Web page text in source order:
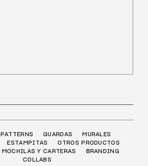
PATTERNS GUARDAS
MURALES
ESTAMPITAS
OTROS PRODUCTOS
MOCHILAS Y CARTERAS
BRANDING
COLLABS